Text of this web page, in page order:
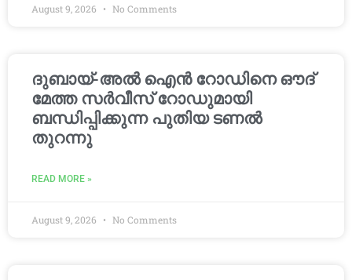
August 9, 2026 No Comments
ദുബായ്-അൽ ഐൻ റോഡിനെ ഔദ്
മേത്ത സർവീസ് റോഡുമായി
ബന്ധിപ്പിക്കുന്ന പുതിയ ടണൽ
തുറന്നു
READ MORE »
August 9, 2026 No Comments